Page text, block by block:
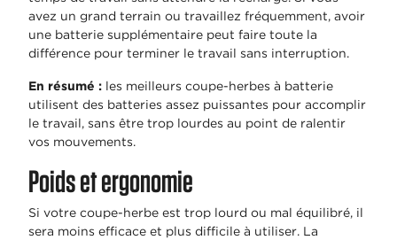
avez un grand terrain ou travaillez fréquemment, avoir
une batterie supplémentaire peut faire toute la
différence pour terminer le travail sans interruption.
En résumé : les meilleurs coupe-herbes à batterie
utilisent des batteries assez puissantes pour accomplir
le travail, sans être trop lourdes au point de ralentir
vos mouvements.
Poids et ergonomie
Si votre coupe-herbe est trop lourd ou mal équilibré, il
sera moins efficace et plus difficile à utiliser. La